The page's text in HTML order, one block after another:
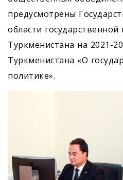
предусмотрены
области
Туркменистана на 2021-
Туркменистана «О
политике».